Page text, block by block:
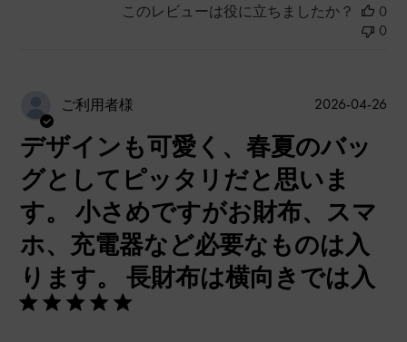
このレビューは役に立ちましたか？
0
0
ご利用者様
デザインも可愛く、春夏のバッ
グとしてピッタリだと思いま
す。 小さめですがお財布、スマ
ホ、充電器など必要なものは入
ります。 長財布は横向きでは入
公
2026-04-26